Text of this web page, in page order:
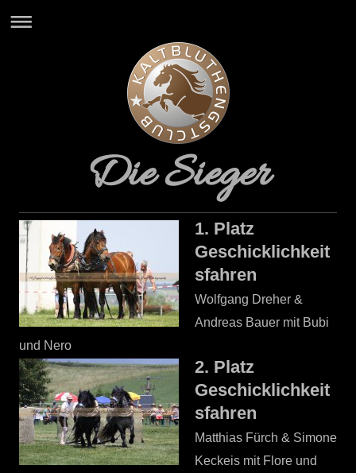
Die Sieger
1. Platz
Geschicklichkeit
sfahren
Wolfgang Dreher &
Andreas Bauer mit Bubi
und Nero
2. Platz
Geschicklichkeit
sfahren
Matthias Fürch & Simone
Keckeis mit Flore und